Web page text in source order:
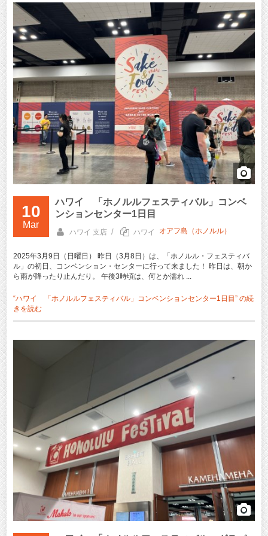
10
Mar
ハワイ 「ホノルルフェスティバル」コンベ
ンションセンター1日目
ハワイ 支店 / ハワイ オアフ島（ホノルル）
2025年3月9日（日曜日） 昨日（3月8日）は、「ホノルル・フェスティバ
ル」の初日、コンベンション・センターに行って来ました！ 昨日は、朝か
ら雨が降ったり止んだり。 午後3時頃は、何とか濡れ ...
“ハワイ 「ホノルルフェスティバル」コンベンションセンター1日目” の続
きを読む